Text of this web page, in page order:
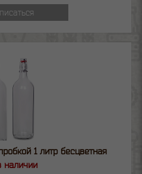
1 литр бесцветная
наличии